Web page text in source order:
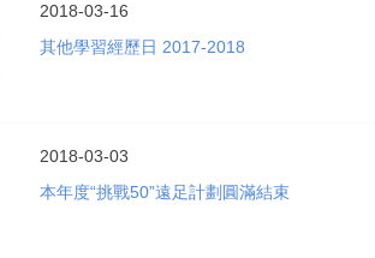
2018-03-16
其他學習經歷日 2017-2018
2018-03-03
本年度“挑戰50”遠足計劃圓滿結束